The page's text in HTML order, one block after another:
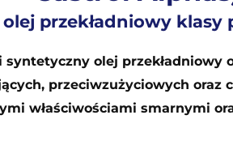
przekładniowy klasy
olej przekładniowy
przeciwzużyciowych oraz
właściwościami smarnymi